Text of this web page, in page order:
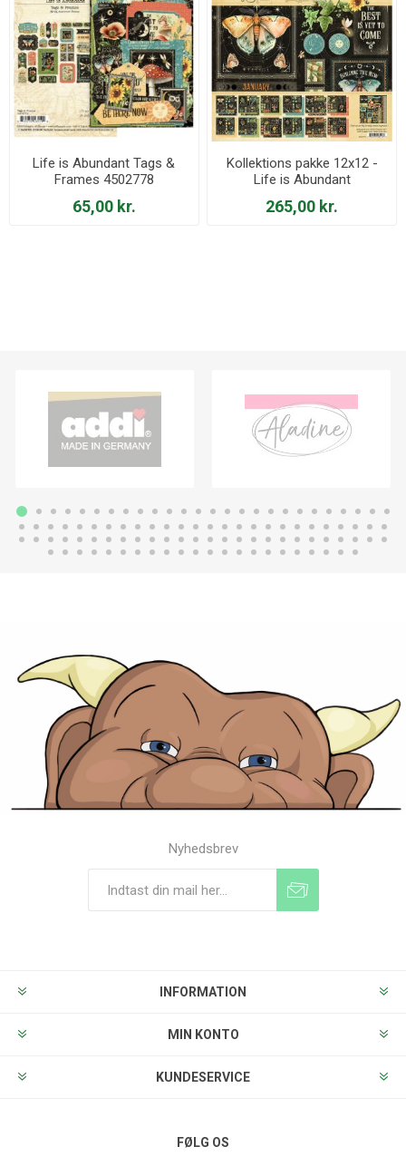
Life is Abundant Tags &
Frames 4502778
65,00 kr.
Kollektions pakke 12x12 -
Life is Abundant
265,00 kr.
Nyhedsbrev
INFORMATION
MIN KONTO
KUNDESERVICE
FØLG OS